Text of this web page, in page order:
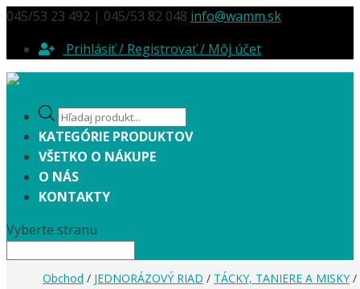
045/53 23 492 | 045/53 82 048 info@wamm.sk
Prihlásiť / Registrovať / Môj účet
Products
search
KATEGÓRIE PRODUKTOV
VŠETKO O NÁKUPE
O NÁS
KONTAKTY
Vyberte stranu
Obchod / JEDNORÁZOVÝ RIAD / TÁCKY, TANIERE A MISKY/